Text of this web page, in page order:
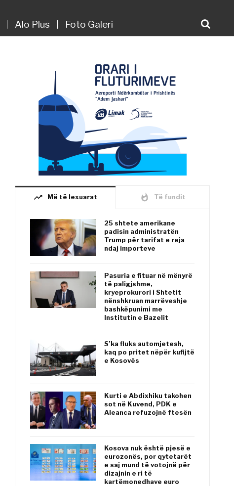
Alo Plus Foto Galeri
trending_up Më të lexuarat whatshot Të fundit
25 shtete amerikane
padisin administratën
Trump për tarifat e reja
ndaj importeve
Pasuria e fituar në mënyrë
të paligjshme,
kryeprokurori i Shtetit
nënshkruan marrëveshje
bashkëpunimi me
Institutin e Bazelit
S’ka fluks automjetesh,
kaq po pritet nëpër kufijtë
e Kosovës
Kurti e Abdixhiku takohen
sot në Kuvend, PDK e
Aleanca refuzojnë ftesën
Kosova nuk është pjesë e
eurozonës, por qytetarët
e saj mund të votojnë për
dizajnin e ri të
kartëmonedhave euro